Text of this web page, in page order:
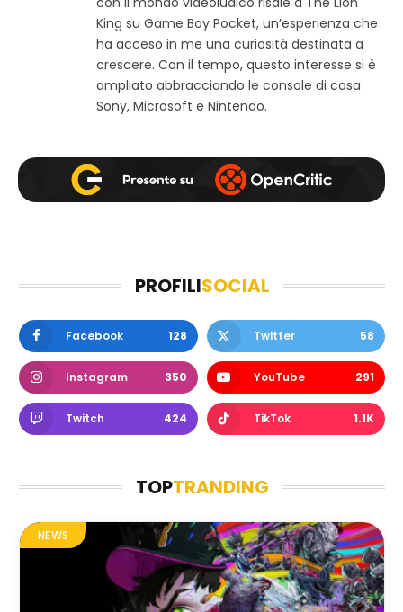
k
a
m
King su Game Boy Pocket, un’esperienza che
ha acceso in me una curiosità destinata a
crescere. Con il tempo, questo interesse si è
ampliato abbracciando le console di casa
Sony, Microsoft e Nintendo.
PROFILISOCIAL
Facebook 128 Twitter 58
Instagram 350 YouTube 291
Twitch 424 TikTok 1.1K
TOPTRANDING
NEWS